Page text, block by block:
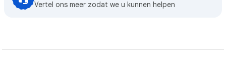
Vertel ons meer zodat we u kunnen helpen